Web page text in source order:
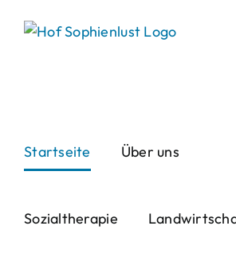
Startseite Über uns
Sozialtherapie